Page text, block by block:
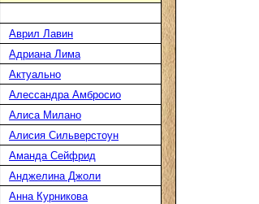
Аврил Лавин
Адриана Лима
Актуально
Алессандра Амбросио
Алиса Милано
Алисия Сильверстоун
Аманда Сейфрид
Анджелина Джоли
Анна Курникова